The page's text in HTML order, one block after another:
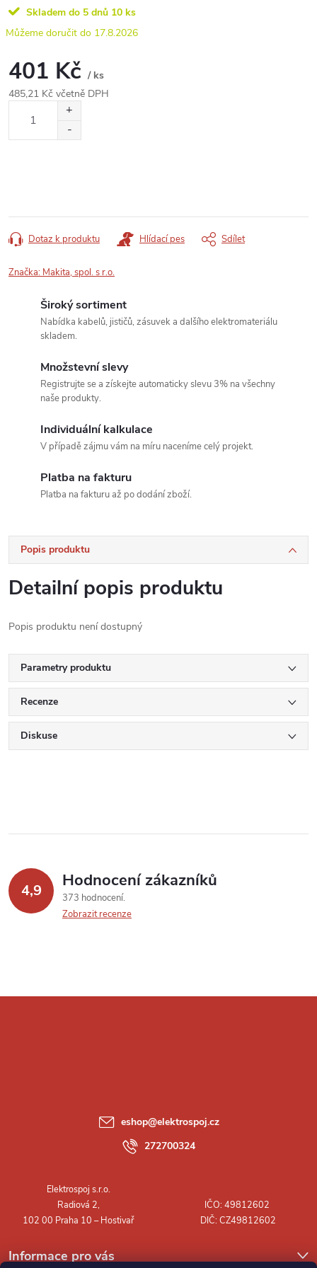
Skladem do 5 dnů 10 ks
17.8.2026
401 Kč / ks
485,21 Kč včetně DPH
Dotaz k produktu Hlídací pes Sdílet
Značka: Makita, spol. s r.o.
Široký sortiment
Nabídka kabelů, jističů, zásuvek a dalšího elektromateriálu
skladem.
Množstevní slevy
Registrujte se a získejte automaticky slevu 3% na všechny
naše produkty.
Individuální kalkulace
V případě zájmu vám na míru naceníme celý projekt.
Platba na fakturu
Platba na fakturu až po dodání zboží.
Popis produktu
Detailní popis produktu
Popis produktu není dostupný
Parametry produktu
Recenze
Diskuse
4,9 Hodnocení zákazníků
373 hodnocení
Zobrazit recenze
Informace pro vás
eshop@elektrospoj.cz
272700324